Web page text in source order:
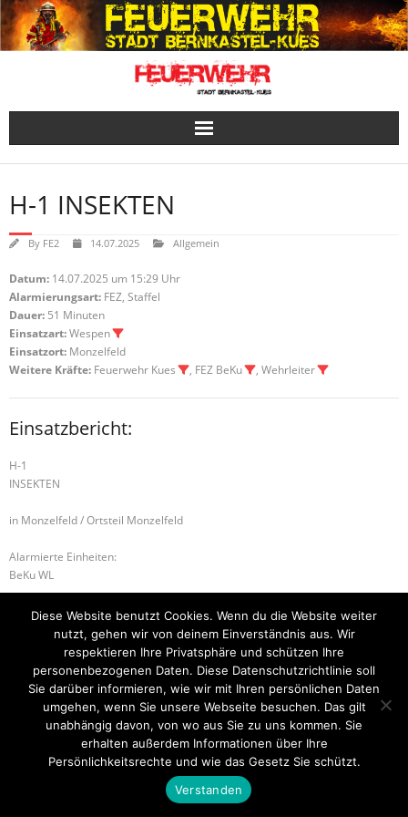
Skip
to
content
H-1 INSEKTEN
By FE2 14.07.2025 Allgemein
Datum: 14.07.2025 um 15:29 Uhr
Alarmierungsart: FEZ, Staffel
Dauer: 51 Minuten
Einsatzart:Wespen
Einsatzort: Monzelfeld
Weitere Kräfte: Feuerwehr Kues , FEZ BeKu , Wehrleiter
Einsatzbericht:
H-1
INSEKTEN
in Monzelfeld / Ortsteil Monzelfeld
Alarmierte Einheiten:
BeKu WL
G-1 ÖLSPUR B-2 BRANDMELDEANLAGE
Startseite Einsätze Mitglied werden Über uns
Bilder
Kontakt
Theme byThink Up Themes Ltd. Powered byWordPress.
Diese Website benutzt Cookies. Wenn du die Website weiter
nutzt, gehen wir von deinem Einverständnis aus. Wir
respektieren Ihre Privatsphäre und schützen Ihre
personenbezogenen Daten. Diese Datenschutzrichtlinie soll
Sie darüber informieren, wie wir mit Ihren persönlichen Daten
umgehen, wenn Sie unsere Webseite besuchen. Das gilt
unabhängig davon, von wo aus Sie zu uns kommen. Sie
erhalten außerdem Informationen über Ihre
Persönlichkeitsrechte und wie das Gesetz Sie schützt.
Verstanden